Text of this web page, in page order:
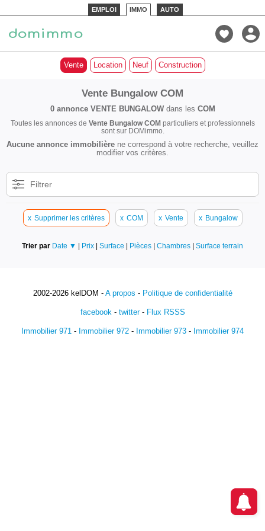
EMPLOI IMMO AUTO
Vente Location Neuf Construction
Vente Bungalow COM
0 annonce VENTE BUNGALOWdans les COM
Toutes les annonces de Vente Bungalow COMparticuliers et professionnels
sont sur DOMimmo.
Aucune annonce immobilière ne correspond à votre recherche, veuillez
modifier vos critères.
Filtrer
x Supprimer les critères x COM x Vente x Bungalow
Trier par Date ▼ | Prix | Surface | Pièces | Chambres | Surface terrain
2002-2026 kelDOM - A propos - Politique de confidentialité
facebook- twitter- Flux RSSS
Immobilier 971 - Immobilier 972 - Immobilier 973 - Immobilier 974